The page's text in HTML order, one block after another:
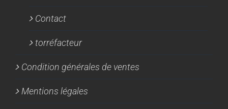
Contact
torréfacteur
Condition générales de ventes
Mentions légales